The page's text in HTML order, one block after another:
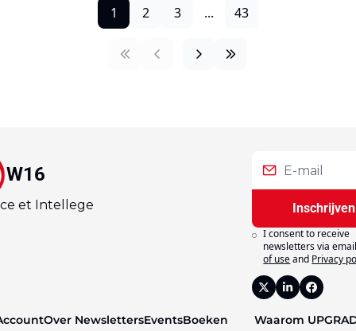
1 2 3 ... 43
W16
et Intellege Inschrijven
I consent to receive
newsletters via
of useand Privacy
Over NewslettersEventsBoeken
Waarom